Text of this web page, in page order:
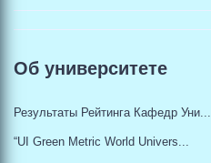
Об университете
Результаты Рейтинга Кафедр Уни...
“UI Green Metric World Univers...